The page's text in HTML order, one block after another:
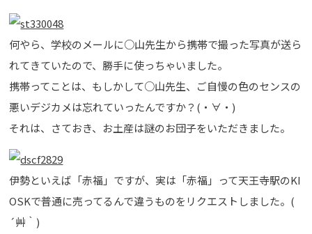
何やら、学校のメールに○山先生から携帯で撮った写真が送ら
れてきていたので、勝手に使っちゃいました。
携帯ってことは、もしかして○山先生、ご自慢の色のセンスの
悪いデジカメは忘れていったんですか？(・∀・)
それは、さておき、お土産は謎のお団子をいただきました。
伊勢といえば「赤福」ですが、実は「赤福」って天王寺駅のKI
OSKで普通に売ってるんで違うものをリクエストしました。(
´艸｀)